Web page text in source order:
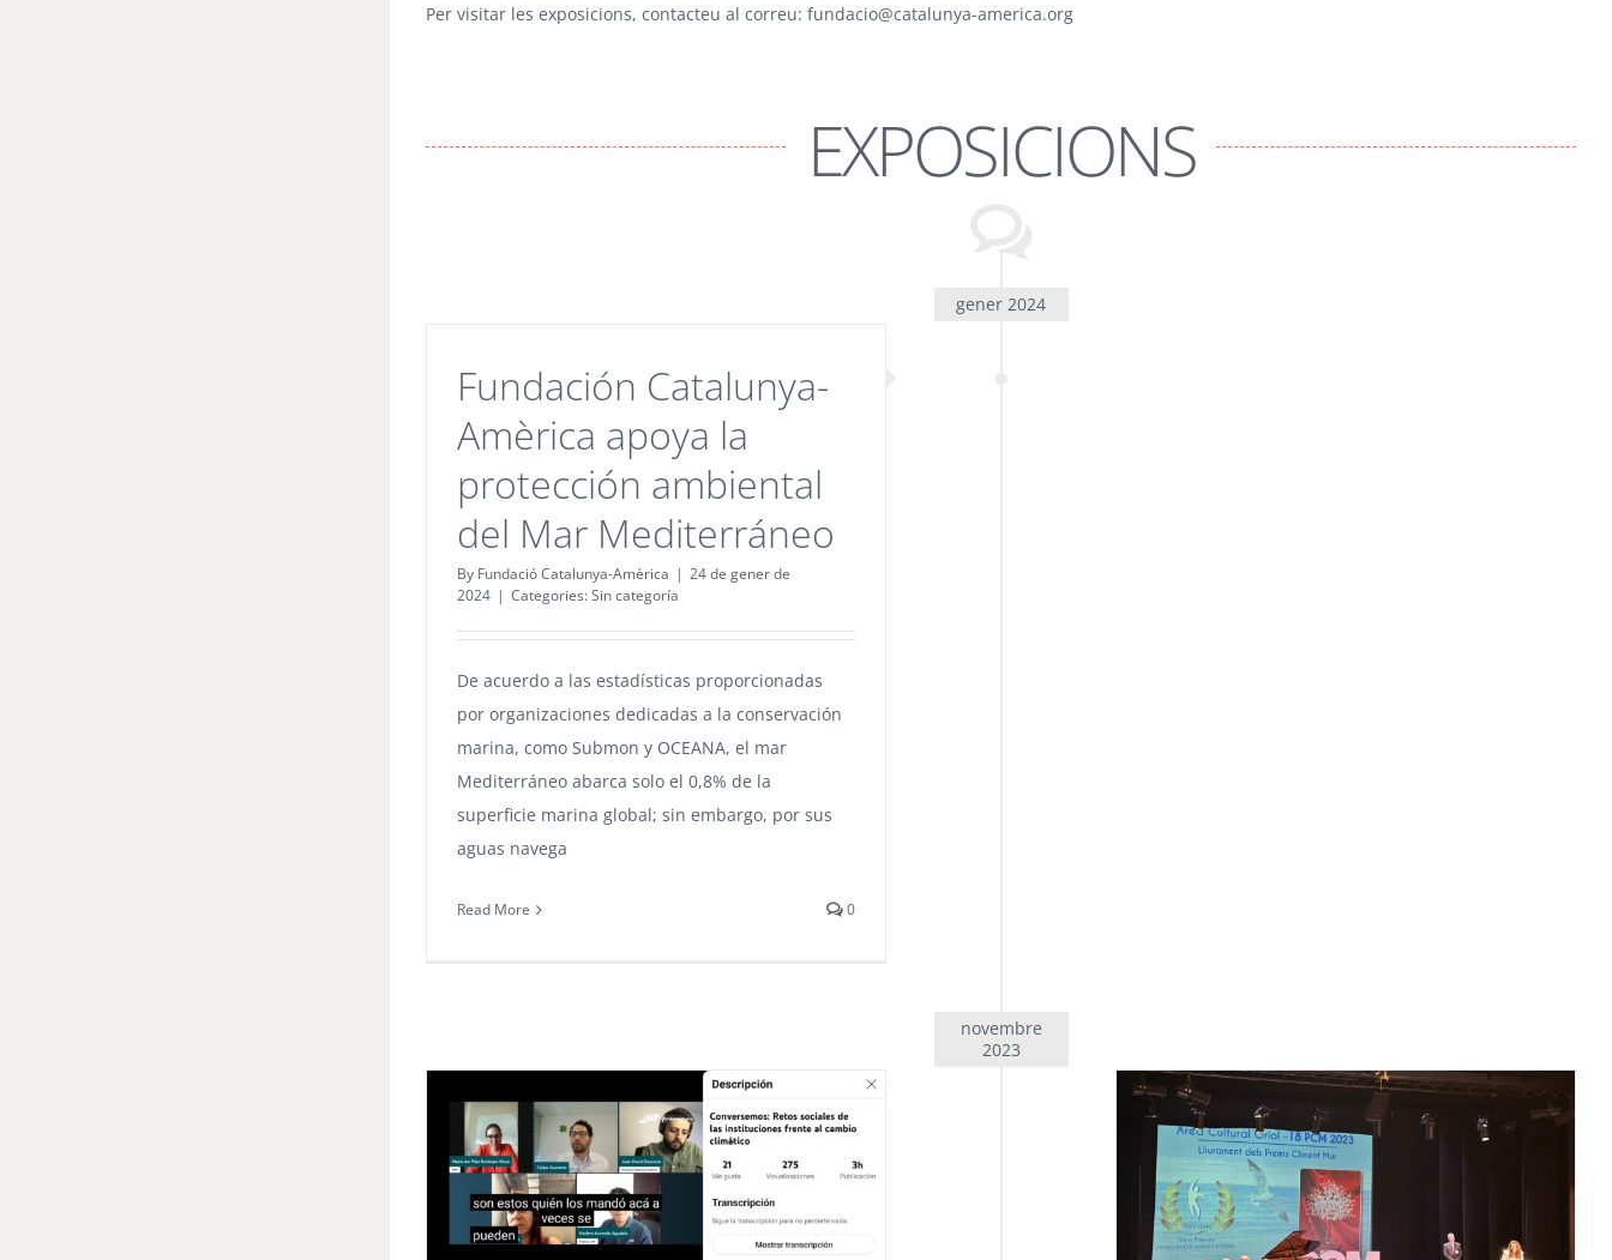
Per visitar les exposicions, contacteu al correu: fundacio@catalunya-america.org
EXPOSICIONS
gener 2024
Fundación Catalunya-
Amèrica apoya la
protección ambiental
del Mar Mediterráneo
By Fundació Catalunya-Amèrica | 24 de gener de
2024 | Categories:Sin categoría
De acuerdo a las estadísticas proporcionadas
por organizaciones dedicadas a la conservación
marina, como Submon y OCEANA, el mar
Mediterráneo abarca solo el 0,8% de la
superficie marina global; sin embargo, por sus
aguas navega
Read More 0
novembre
2023